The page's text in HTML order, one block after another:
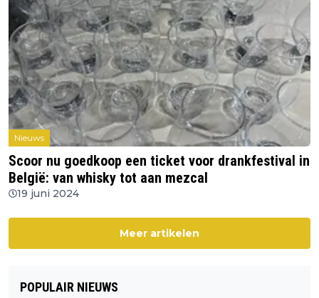
Nieuws
Scoor nu goedkoop een ticket voor drankfestival in
België: van whisky tot aan mezcal
19 juni 2024
Meer artikelen
POPULAIR NIEUWS